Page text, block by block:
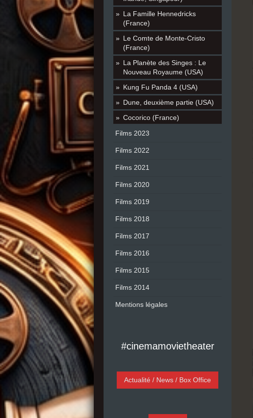
La Famille Hennedricks
(France)
Le Comte de Monte-Cristo
(France)
La Planète des Singes : Le
Nouveau Royaume (USA)
Kung Fu Panda 4 (USA)
Dune, deuxième partie (USA)
Cocorico (France)
Films 2023
Films 2022
Films 2021
Films 2020
Films 2019
Films 2018
Films 2017
Films 2016
Films 2015
Films 2014
Mentions légales
#cinemamovietheater
Actualité / News / Box Office